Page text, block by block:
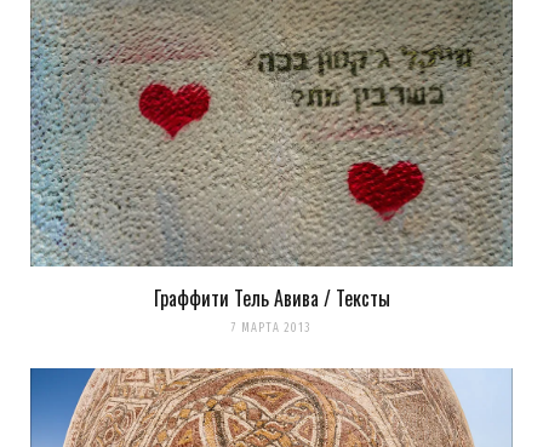
Граффити Тель Авива / Тексты
7 МАРТА 2013